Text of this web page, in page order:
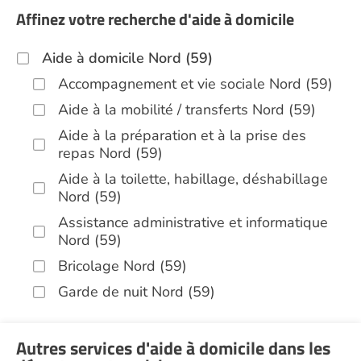
Affinez votre recherche d'aide à domicile
Aide à domicile Nord (59)
Accompagnement et vie sociale Nord (59)
Aide à la mobilité / transferts Nord (59)
Aide à la préparation et à la prise des
repas Nord (59)
Aide à la toilette, habillage, déshabillage
Nord (59)
Assistance administrative et informatique
Nord (59)
Bricolage Nord (59)
Garde de nuit Nord (59)
Infirmiers Nord (59)
Autres services d'aide à domicile dans les